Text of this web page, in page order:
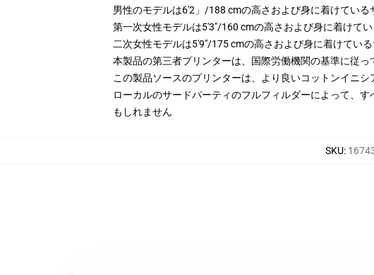
男性のモデルは6'2」/188 cmの高さおよび身に着けている
第一次女性モデルは5'3"/160 cmの高さおよび身に着けて
二次女性モデルは5'9"/175 cmの高さおよび身に着けてい
本製品の第三者プリンターは、国際労働機関の基準に従っ
この製品ソースのプリンターは、より良いコットンイニ
ローカルのサードパーティのフルフィルダーによって、
もしれません
SKU: